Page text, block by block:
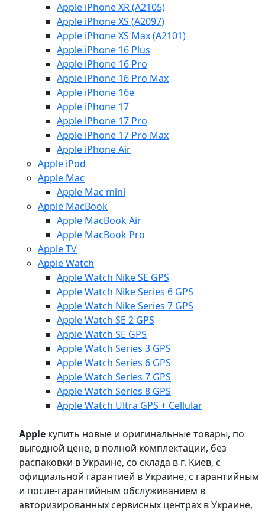
Apple iPhone XR (A2105)
Apple iPhone XS (A2097)
Apple iPhone XS Max (A2101)
Apple iPhone 16 Plus
Apple iPhone 16 Pro
Apple iPhone 16 Pro Max
Apple iPhone 16e
Apple iPhone 17
Apple iPhone 17 Pro
Apple iPhone 17 Pro Max
Apple iPhone Air
Apple iPod
Apple Mac
Apple Mac mini
Apple MacBook
Apple MacBook Air
Apple MacBook Pro
Apple TV
Apple Watch
Apple Watch Nike SE GPS
Apple Watch Nike Series 6 GPS
Apple Watch Nike Series 7 GPS
Apple Watch SE 2 GPS
Apple Watch SE GPS
Apple Watch Series 3 GPS
Apple Watch Series 6 GPS
Apple Watch Series 7 GPS
Apple Watch Series 8 GPS
Apple Watch Ultra GPS + Cellular
Apple купить новые и оригинальные товары, по
выгодной цене, в полной комплектации, без
распаковки в Украине, со склада в г. Киев, с
официальной гарантией в Украине, с гарантийным
и после-гарантийным обслуживанием в
авторизированных сервисных центрах в Украине,